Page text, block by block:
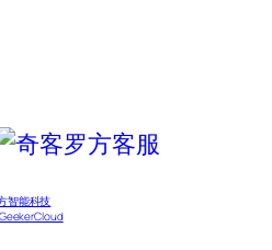
智能科技
GeekerCloud